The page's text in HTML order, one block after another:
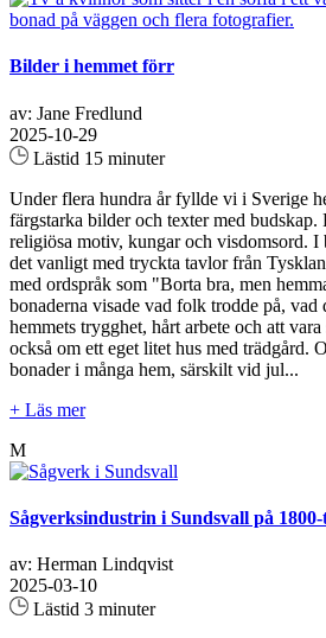
Bilder i hemmet förr
av: Jane Fredlund
2025-10-29
Lästid 15 minuter
Under flera hundra år fyllde vi i Sverige
färgstarka bilder och texter med budskap.
religiösa motiv, kungar och visdomsord. I
det vanligt med tryckta tavlor från
med ordspråk som "Borta bra, men
bonaderna visade vad folk trodde på,
hemmets trygghet, hårt arbete och att
också om ett eget litet hus med trädgård.
bonader i många hem, särskilt vid jul...
+ Läs mer
M
Sågverksindustrin i Sundsvall på
av: Herman Lindqvist
2025-03-10
Lästid 3 minuter